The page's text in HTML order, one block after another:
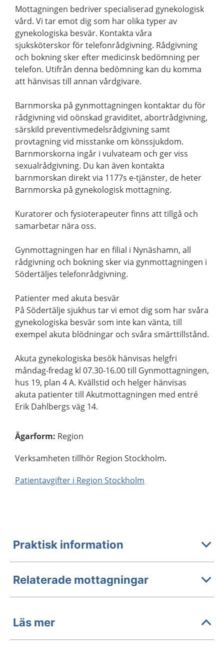
Mottagningen bedriver specialiserad gynekologisk
vård. Vi tar emot dig som har olika typer av
gynekologiska besvär. Kontakta våra
sjuksköterskor för telefonrådgivning. Rådgivning
och bokning sker efter medicinsk bedömning per
telefon. Utifrån denna bedömning kan du komma
att hänvisas till annan vårdgivare.
Barnmorska på gynmottagningen kontaktar du för
rådgivning vid oönskad graviditet, abortrådgivning,
särskild preventivmedelsrådgivning samt
provtagning vid misstanke om könssjukdom.
Barnmorskorna ingår i vulvateam och ger viss
sexualrådgivning. Du kan även kontakta
barnmorskan direkt via 1177s e-tjänster, de heter
Barnmorska på gynekologisk mottagning.
Kuratorer och fysioterapeuter finns att tillgå och
samarbetar nära oss.
Gynmottagningen har en filial i Nynäshamn, all
rådgivning och bokning sker via gynmottagningen i
Södertäljes telefonrådgivning.
Patienter med akuta besvär
På Södertälje sjukhus tar vi emot dig som har svåra
gynekologiska besvär som inte kan vänta, till
exempel akuta blödningar och svåra smärttillstånd.
Akuta gynekologiska besök hänvisas helgfri
måndag-fredag kl 07.30-16.00 till Gynmottagningen,
hus 19, plan 4 A. Kvällstid och helger hänvisas
akuta patienter till Akutmottagningen med entré
Erik Dahlbergs väg 14.
Ägarform: Region
Verksamheten tillhör Region Stockholm.
Patientavgifter i Region Stockholm
Praktisk information
Relaterade mottagningar
Läs mer